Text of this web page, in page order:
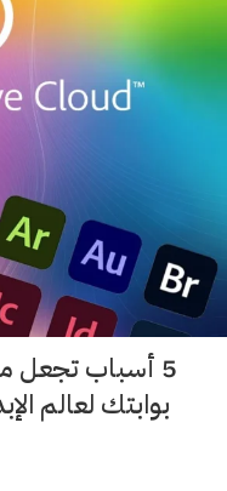
5 أسباب تجعل